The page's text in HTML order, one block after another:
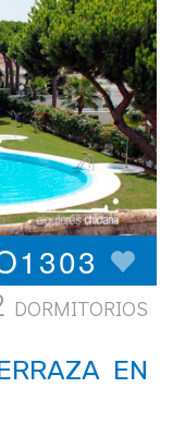
DORMITORIOS
EN